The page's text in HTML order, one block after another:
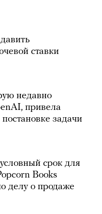
ставки
недавно
привела
задачи
срок для
Books
делу о продаже